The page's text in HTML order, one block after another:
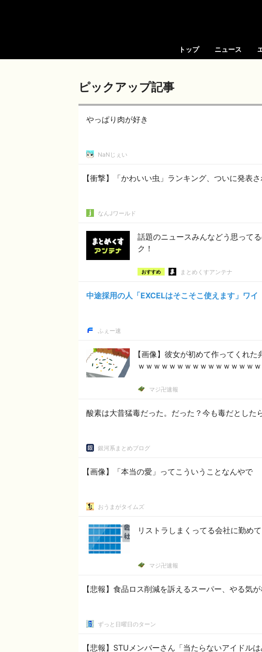
トップ ニュース
ピックアップ記事
やっぱり肉が好き
NaNじぇい
【衝撃】「かわいい虫」ランキング、ついに発表さ
なんJワールド
話題のニュースみんなどう思って
ク！
おすすめ まとめくすアンテナ
中途採用の人「EXCELはそこそこ使えます」ワイ
ふぇー速
【画像】彼女が初めて作ってくれ
ｗｗｗｗｗｗｗｗｗｗｗｗｗｗｗｗ
マジ卍速報
酸素は大昔猛毒だった。だった？今も毒だとした
銀河系まとめブログ
【画像】「本当の愛」ってこういうことなんやで
おうまがタイムズ
リストラしまくってる会社に勤め
マジ卍速報
【悲報】食品ロス削減を訴えるスーパー、やる気
ずっと日曜日のターン
【悲報】STUメンバーさん「当たらないアイドルは